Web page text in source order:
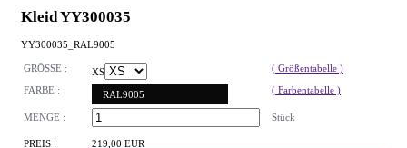
Kleid YY300035
YY300035_RAL9005
GRÖSSE : XS
( Größentabelle )
FARBE :
RAL9005 ( Farbentabelle )
MENGE : Stück
PREIS : 219,00 EUR